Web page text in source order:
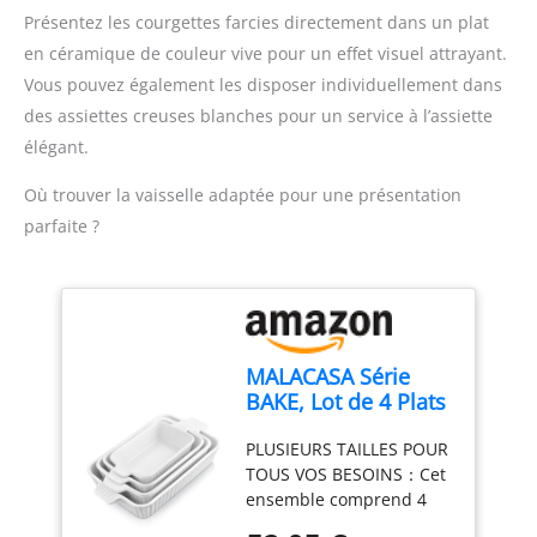
RÉPARABLE PENDANT 15
RAISONNABLE : Nous
vous recommandons de
faire réparer votre
de réparation dans le
s'adapte à vos besoins
DÉBUTER EN PÂTISSERIE
MAISON Ce batteur
pâtissier multifonction
pour débuter en
gâteaux, crème fouettée,
pâte à pain ou pâte à
pizza, même sans
expérience. BOL 3,5L EN
ACIER INOXYDABLE –
COMPACT & PRATIQUE
Bol 3,5L en acier
inoxydable, idéal pour
préparer facilement vos
recettes du quotidien.
Présentez les courgettes farcies directement dans un plat
en céramique de couleur vive pour un effet visuel attrayant.
Vous pouvez également les disposer individuellement dans
des assiettes creuses blanches pour un service à l’assiette
élégant.
Où trouver la vaisselle adaptée pour une présentation
parfaite ?
MALACASA Série
BAKE, Lot de 4 Plats
Céramique Blanc,
3020ml, 2080ml,
1480ml, 850ml,
Plats à Gratin avec
PLUSIEURS TAILLES POUR
TOUS VOS BESOINS：Cet
ensemble comprend 4